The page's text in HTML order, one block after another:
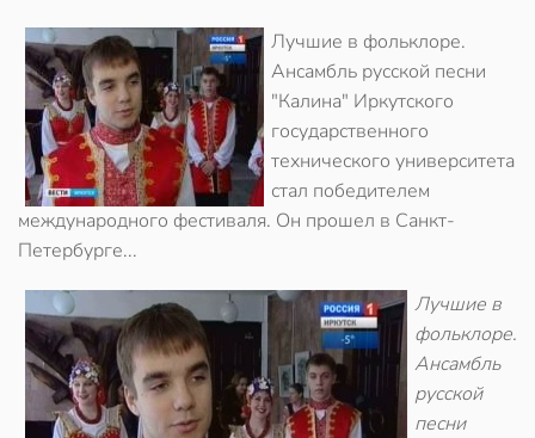
Лучшие в фольклоре.
Ансамбль русской песни
"Калина" Иркутского
государственного
технического университета
стал победителем
международного фестиваля. Он прошел в Санкт-
Петербурге...
Лучшие в
фольклоре.
Ансамбль
русской
песни